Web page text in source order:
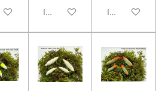
WarenkorbIn den WarenkorbIn den